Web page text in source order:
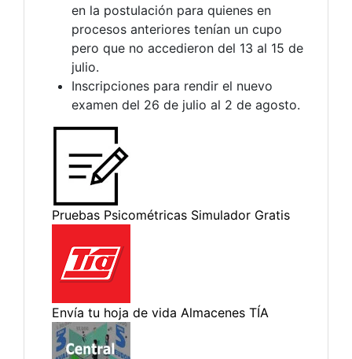
en la postulación para quienes en
procesos anteriores tenían un cupo
pero que no accedieron del 13 al 15 de
julio.
Inscripciones para rendir el nuevo
examen del 26 de julio al 2 de agosto.